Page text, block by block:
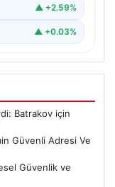
▲ +2.59%
▲ +0.03%
Batrakov için
Güvenli Adresi Ve
Güvenlik ve